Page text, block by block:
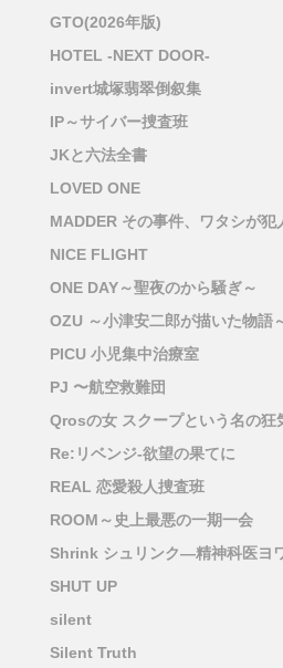
GTO(2026年版)
HOTEL -NEXT DOOR-
invert城塚翡翠倒叙集
IP～サイバー捜査班
JKと六法全書
LOVED ONE
MADDER その事件、ワタシが犯
NICE FLIGHT
ONE DAY～聖夜のから騒ぎ～
OZU ～小津安二郎が描いた物語
PICU 小児集中治療室
PJ 〜航空救難団
Qrosの女 スクープという名の狂
Re:リベンジ-欲望の果てに
REAL 恋愛殺人捜査班
ROOM～史上最悪の一期一会
Shrink シュリンク―精神科医ヨ
SHUT UP
silent
Silent Truth